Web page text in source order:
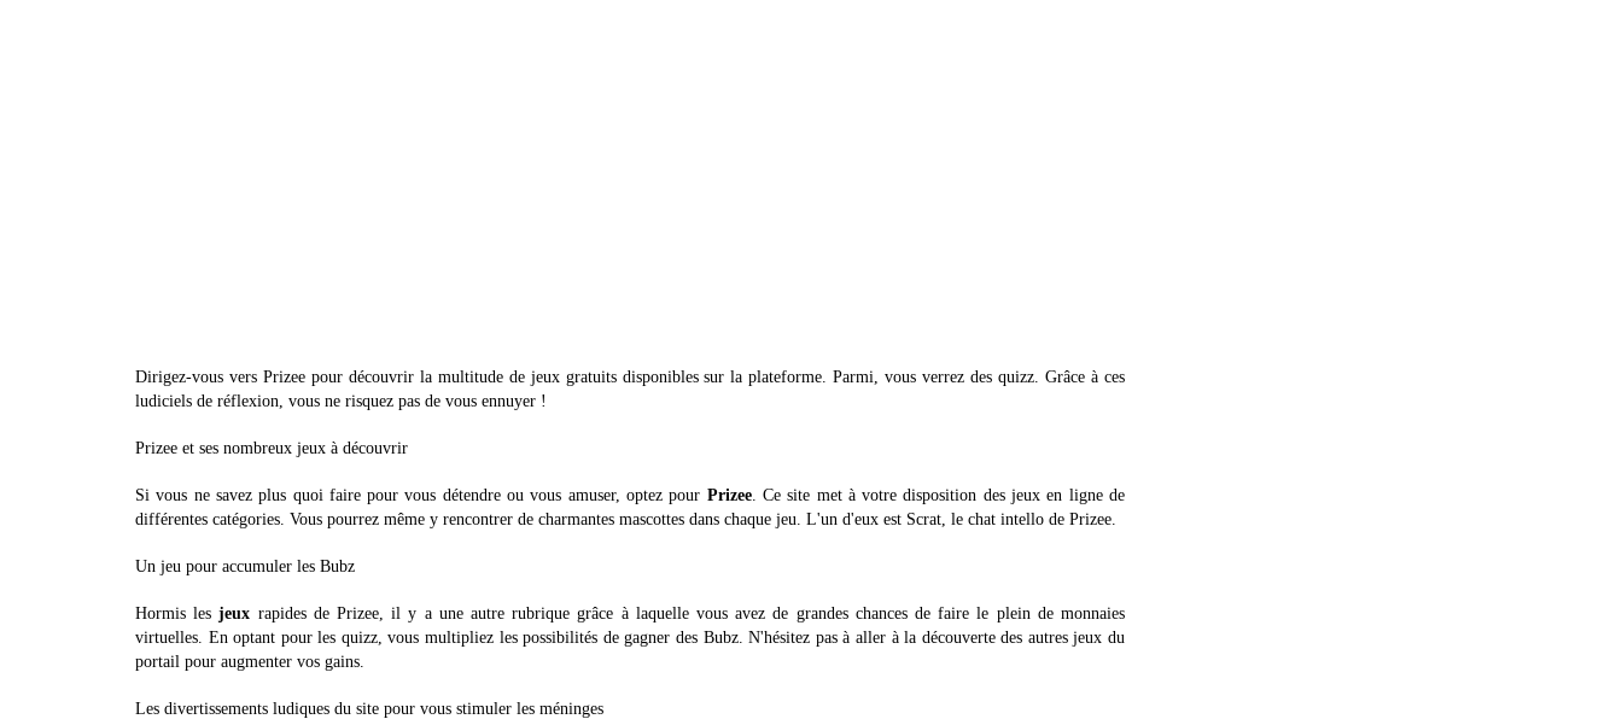
Dirigez-vous vers Prizee pour découvrir la multitude de jeux gratuits disponibles sur la plateforme. Parmi, vous verrez des quizz. Grâce à ces
ludiciels de réflexion, vous ne risquez pas de vous ennuyer !
Prizee et ses nombreux jeux à découvrir
Si vous ne savez plus quoi faire pour vous détendre ou vous amuser, optez pour Prizee. Ce site met à votre disposition des jeux en ligne de
différentes catégories. Vous pourrez même y rencontrer de charmantes mascottes dans chaque jeu. L'un d'eux est Scrat, le chat intello de Prizee.
Un jeu pour accumuler les Bubz
Hormis lesjeux rapides de Prizee, il y a une autre rubrique grâce à laquelle vous avez de grandes chances de faire le plein de monnaies
virtuelles. En optant pour les quizz, vous multipliez les possibilités de gagner des Bubz. N'hésitez pas à aller à la découverte des autres jeux du
portail pour augmenter vos gains.
Les divertissements ludiques du site pour vous stimuler les méninges